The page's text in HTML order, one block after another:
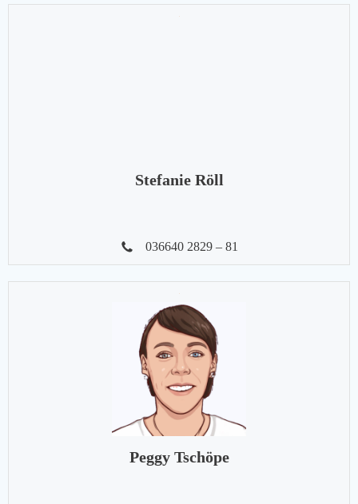
Stefanie Röll
036640 2829 – 81
Peggy Tschöpe